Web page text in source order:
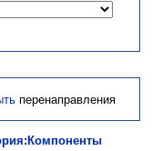
перенаправления